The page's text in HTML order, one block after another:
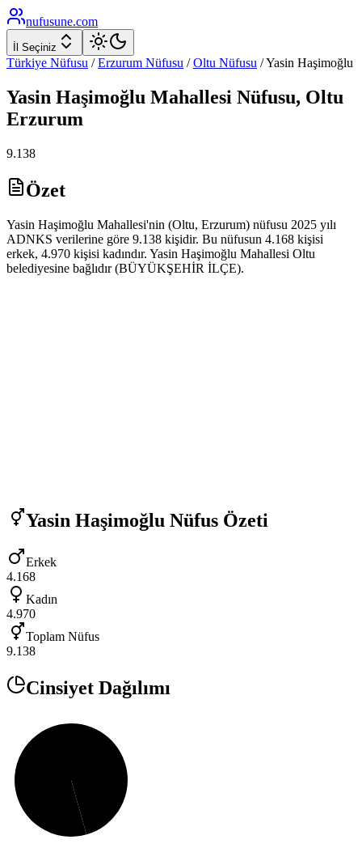
nufusune.com
İl Seçiniz
Türkiye Nüfusu / Erzurum Nüfusu / Oltu Nüfusu /Yasin Haşimoğlu
Yasin Haşimoğlu Mahallesi Nüfusu, Oltu
Erzurum
9.138
Özet
Yasin Haşimoğlu Mahallesi'nin (Oltu, Erzurum) nüfusu 2025 yılı
ADNKS verilerine göre 9.138 kişidir. Bu nüfusun 4.168 kişisi
erkek, 4.970 kişisi kadındır. Yasin Haşimoğlu Mahallesi Oltu
belediyesine bağlıdır (BÜYÜKŞEHİR İLÇE).
Yasin Haşimoğlu Nüfus Özeti
Erkek
4.168
Kadın
4.970
Toplam Nüfus
9.138
Cinsiyet Dağılımı